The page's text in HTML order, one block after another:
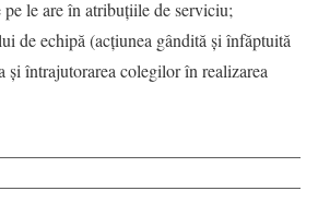
le are în atribuţiile de serviciu;
de echipă (acțiunea gândită și înfăptuită
și întrajutorarea colegilor în realizarea